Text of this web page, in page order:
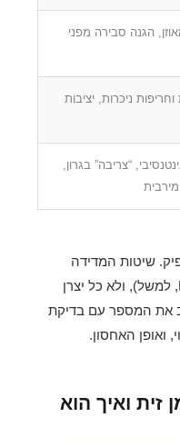
הגנה סבירה מפני
וחריפות ניכרות, יציבות
“צריבה” בגרון,
מירבית
שיטות המדידה
שונות (HPLC מול Folin-Ciocalteu, למשל), ולא כל יצרן
את המספר עם בדיקת
ואופן האחסון.
ואיך הוא